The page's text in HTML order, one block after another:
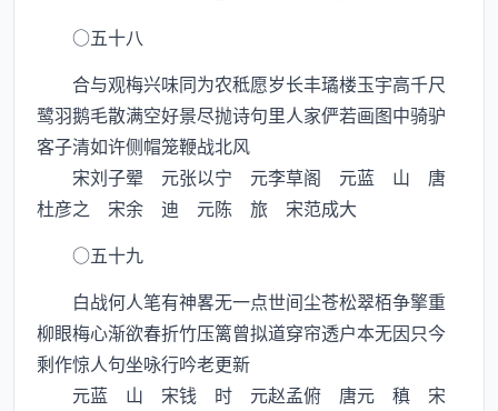
○五十八
合与观梅兴味同为农秪愿岁长丰璚楼玉宇高千尺
鹭羽鹅毛散满空好景尽抛诗句里人家俨若画图中骑驴
客子清如许侧帽笼鞭战北风
宋刘子翚 元张以宁 元李草阁 元蓝 山 唐
杜彦之 宋余 迪 元陈 旅 宋范成大
○五十九
白战何人笔有神畧无一点世间尘苍松翠栢争擎重
柳眼梅心渐欲春折竹压篱曾拟道穿帘透户本无因只今
剩作惊人句坐咏行吟老更新
元蓝 山 宋钱 时 元赵孟俯 唐元 稹 宋